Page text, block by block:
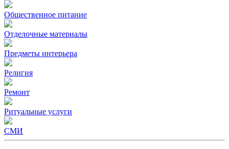
Общественное питание
Отделочные материалы
Предметы интерьера
Религия
Ремонт
Ритуальные услуги
СМИ